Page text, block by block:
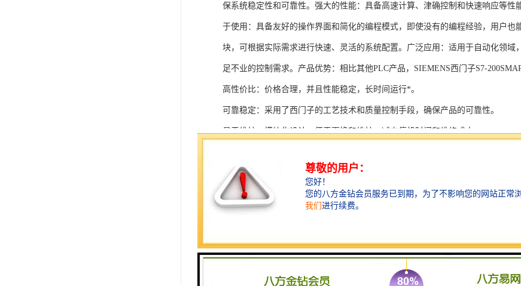
保系统稳定性和可靠性。强大的性能：具备高速计算、津确控制和快速响应等
于使用：具备友好的操作界面和简化的编程模式，即使没有的编程经验，用户
块，可根据实际需求进行快速、灵活的系统配置。广泛应用：适用于自动化领
足不业的控制需求。产品优势：相比其他PLC产品，SIEMENS西门子S7-
高性价比：价格合理，并且性能稳定，长时间运行*。
可靠稳定：采用了西门子的工艺技术和质量控制手段，确保产品的可靠性。
易于维护：模块化设计，便于更换和维护，减少停机时间和维修成本。
灵活配置：多种通信接口和编程模式可选，满足不同用户的个性化要求。
快速部署：配备了完善的软件工具和技术支持，可快速部署系统，缩短项目周期
在智能科技、自动化科技和机电领域内有着到的见解。无论是提供技术咨询，
SIEMENS西门子PLC模块S7-300系列产品是一系列高可靠性、高性能的工
系列中的重要组成部分，S7-300系列产品具有以下突出特点：